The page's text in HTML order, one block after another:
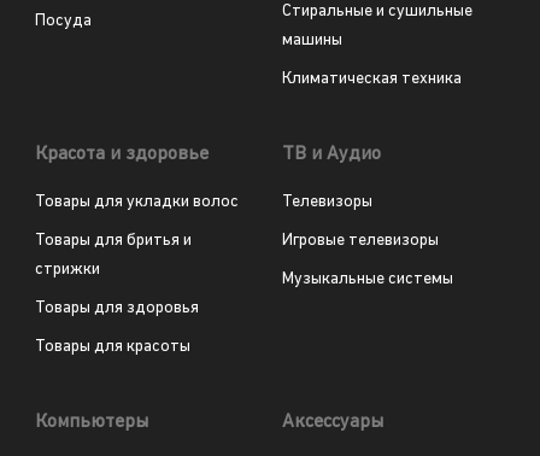
Посуда
Стиральные и сушильные
машины
Климатическая техника
Красота и здоровье
Товары для укладки волос
Товары для бритья и
стрижки
Товары для здоровья
Товары для красоты
ТВ и Аудио
Телевизоры
Игровые телевизоры
Музыкальные системы
Компьютеры Аксессуары